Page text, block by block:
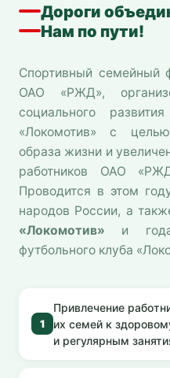
Дороги
Нам по пути!
Спортивный семейный
ОАО «РЖД»,
социального
«Локомотив» с
образа жизни и
работников ОАО
Проводится в этом
народов России, а
«Локомотив» и
футбольного клуба
1
Привлечение
их семей к
и регулярным